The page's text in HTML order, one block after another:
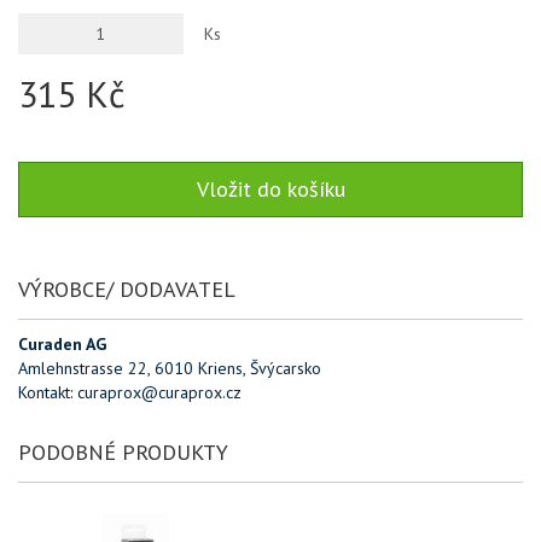
Ks
315 Kč
VÝROBCE/ DODAVATEL
Curaden AG
Amlehnstrasse 22, 6010 Kriens, Švýcarsko
Kontakt: curaprox@curaprox.cz
PODOBNÉ PRODUKTY